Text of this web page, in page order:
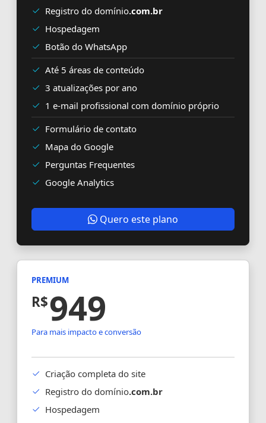
Registro do domínio.com.br
Hospedagem
Botão do WhatsApp
Até 5 áreas de conteúdo
3 atualizações por ano
1 e-mail profissional com domínio próprio
Formulário de contato
Mapa do Google
Perguntas Frequentes
Google Analytics
Quero este plano
PREMIUM
R$949
Para mais impacto e conversão
Criação completa do site
Registro do domínio.com.br
Hospedagem